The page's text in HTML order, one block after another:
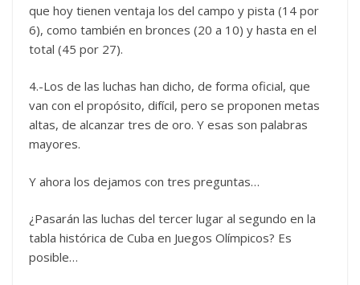
que hoy tienen ventaja los del campo y pista (14 por
6), como también en bronces (20 a 10) y hasta en el
total (45 por 27).
4.-Los de las luchas han dicho, de forma oficial, que
van con el propósito, difícil, pero se proponen metas
altas, de alcanzar tres de oro. Y esas son palabras
mayores.
Y ahora los dejamos con tres preguntas…
¿Pasarán las luchas del tercer lugar al segundo en la
tabla histórica de Cuba en Juegos Olímpicos? Es
posible…